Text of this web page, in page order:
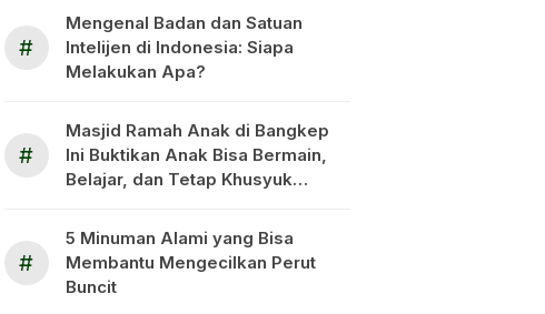
#
Mengenal Badan dan Satuan
Intelijen di Indonesia: Siapa
Melakukan Apa?
#
Masjid Ramah Anak di Bangkep
Ini Buktikan Anak Bisa Bermain,
Belajar, dan Tetap Khusyuk
#
5 Minuman Alami yang Bisa
Membantu Mengecilkan Perut
Buncit